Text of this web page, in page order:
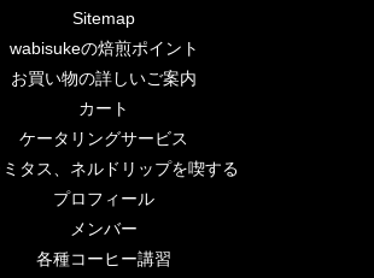
Sitemap
wabisukeの焙煎ポイント
お買い物の詳しいご案内
カート
ケータリングサービス
ミタス、ネルドリップを喫する
プロフィール
メンバー
各種コーヒー講習